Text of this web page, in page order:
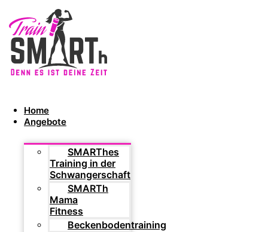
Home
Angebote
SMARThes
Training in der
Schwangerschaft
SMARTh
Mama
Fitness
Beckenbodentraining